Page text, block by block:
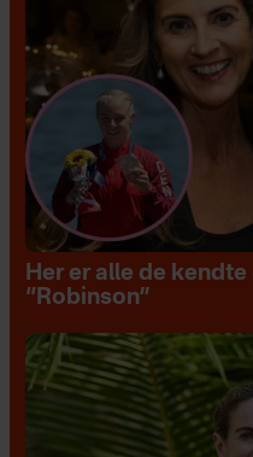
Her er alle de
“Robinson”